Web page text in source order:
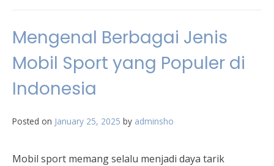
Mengenal Berbagai Jenis
Mobil Sport yang Populer di
Indonesia
Posted on January 25, 2025 by adminsho
Mobil sport memang selalu menjadi daya tarik